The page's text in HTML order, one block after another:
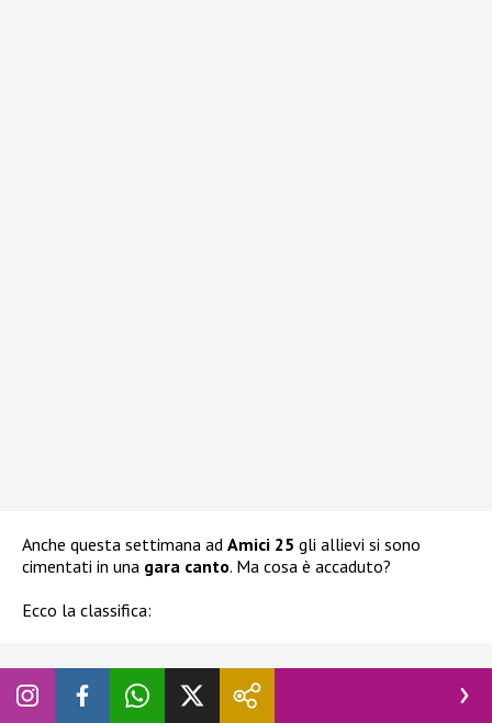
Anche questa settimana ad Amici 25 gli allievi si sono
cimentati in una gara canto. Ma cosa è accaduto?
Ecco la classifica: